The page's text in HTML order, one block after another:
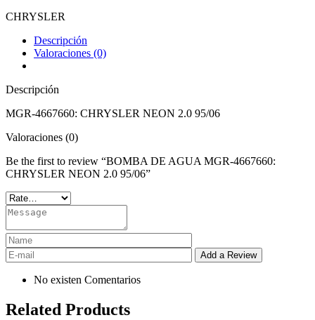
CHRYSLER
Descripción
Valoraciones (0)
Descripción
MGR-4667660: CHRYSLER NEON 2.0 95/06
Valoraciones (0)
Be the first to review “BOMBA DE AGUA MGR-4667660:
CHRYSLER NEON 2.0 95/06”
No existen Comentarios
Related Products